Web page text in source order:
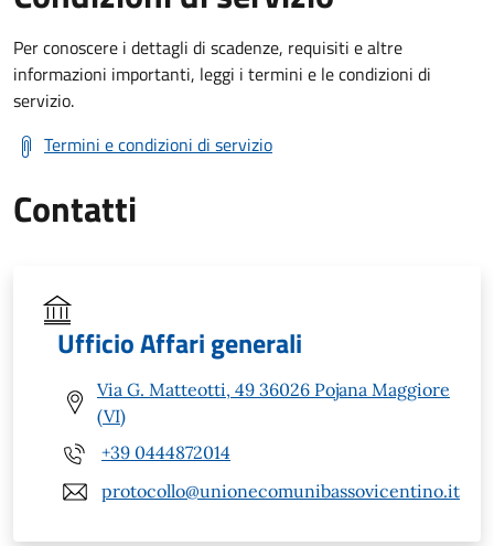
Per conoscere i dettagli di scadenze, requisiti e altre
informazioni importanti, leggi i termini e le condizioni di
servizio.
Termini e condizioni di servizio
Contatti
Ufficio Affari generali
Via G. Matteotti, 49 36026 Pojana Maggiore
(VI)
+39 0444872014
protocollo@unionecomunibassovicentino.it